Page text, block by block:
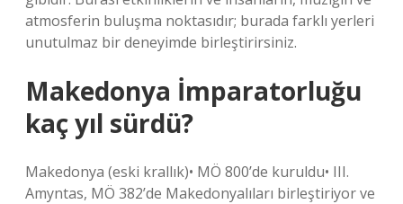
atmosferin buluşma noktasıdır; burada farklı yerleri
unutulmaz bir deneyimde birleştirirsiniz.
Makedonya İmparatorluğu
kaç yıl sürdü?
Makedonya (eski krallık)• MÖ 800’de kuruldu• III.
Amyntas, MÖ 382’de Makedonyalıları birleştiriyor ve